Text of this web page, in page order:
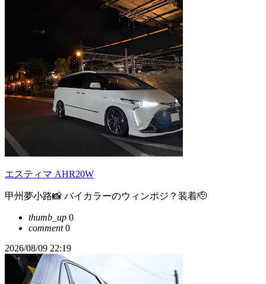
エスティマ AHR20W
甲州夢小路📸 バイカラーのウィンポジ？装着🫡
thumb_up 0
comment0
2026/08/09 22:19